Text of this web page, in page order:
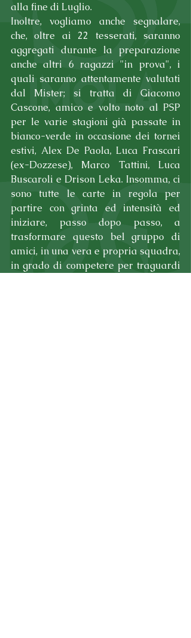
alla fine di Luglio.
Inoltre, vogliamo anche segnalare,
che, oltre ai 22 tesserati, saranno
aggregati durante la preparazione
anche altri 6 ragazzi "in prova", i
quali saranno attentamente valutati
dal Mister; si tratta di Giacomo
Cascone, amico e volto noto al PSP
per le varie stagioni già passate in
bianco-verde in occasione dei tornei
estivi, Alex De Paola, Luca Frascari
(ex-Dozzese), Marco Tattini, Luca
Buscaroli e Drison Leka. Insomma, ci
sono tutte le carte in regola per
partire con grinta ed intensità ed
iniziare, passo dopo passo, a
trasformare questo bel gruppo di
amici, in una vera e propria squadra,
in grado di competere per traguardi